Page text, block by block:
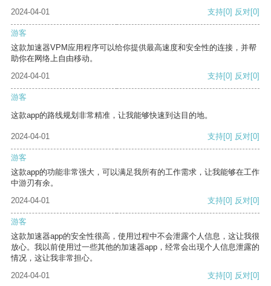
2024-04-01
支持[0] 反对[0]
游客
这款加速器VPM应用程序可以给你提供最高速度和安全性的连接，并帮
助你在网络上自由移动。
2024-04-01
支持[0] 反对[0]
游客
这款app的路线规划非常精准，让我能够快速到达目的地。
2024-04-01 支持[0] 反对[0]
游客
这款app的功能非常强大，可以满足我所有的工作需求，让我能够在工作
中游刃有余。
2024-04-01
支持[0] 反对[0]
游客
这款加速器app的安全性很高，使用过程中不会泄露个人信息，这让我很
放心。我以前使用过一些其他的加速器app，经常会出现个人信息泄露的
情况，这让我非常担心。
2024-04-01
支持[0] 反对[0]